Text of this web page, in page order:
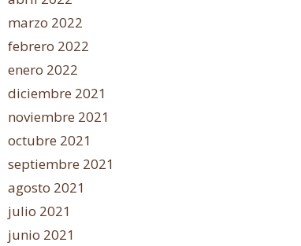
marzo 2022
febrero 2022
enero 2022
diciembre 2021
noviembre 2021
octubre 2021
septiembre 2021
agosto 2021
julio 2021
junio 2021